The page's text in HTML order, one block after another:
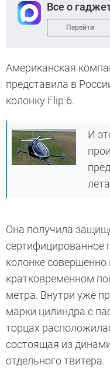
Все о
Перейти
Американская
представила в
колонку Flip 6.
И
Она получила
сертифицированное
колонке
кратковременном
метра. Внутри уже
марки цилиндра с
торцах
состоящая из
отдельного твитера.